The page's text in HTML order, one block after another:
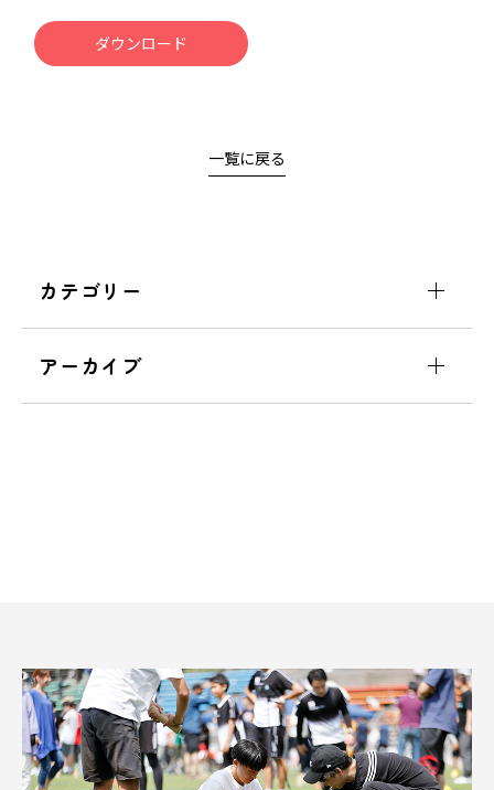
ダウンロード
一覧に戻る
カテゴリー
アーカイブ